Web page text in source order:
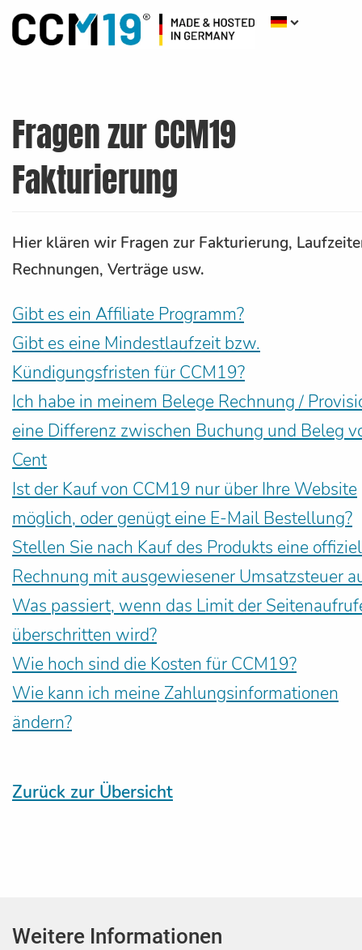
Fragen zur CCM19
Fakturierung
Hier klären wir Fragen zur Fakturierung,
Rechnungen, Verträge usw.
Gibt es ein Affiliate Programm?
Gibt es eine Mindestlaufzeit bzw.
Kündigungsfristen für CCM19?
Ich habe in meinem Belege Rechnung /
eine Differenz zwischen Buchung und Beleg
Cent
Ist der Kauf von CCM19 nur über Ihre Website
möglich, oder genügt eine E-Mail Bestellung?
Stellen Sie nach Kauf des Produkts eine
Rechnung mit ausgewiesener Umsatzsteuer
Was passiert, wenn das Limit der
überschritten wird?
Wie hoch sind die Kosten für CCM19?
Wie kann ich meine Zahlungsinformationen
ändern?
Zurück zur Übersicht
Weitere Informationen